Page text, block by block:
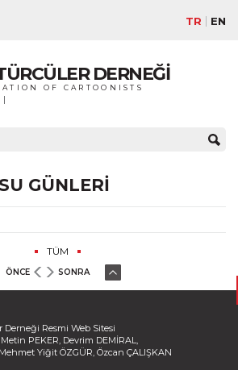
TR EN
DERNEĞİ
OF CARTOONISTS
GÜNLERİ
TÜM
ÖNCE SONRA
Derneği Resmi Web Sitesi
PEKER, Devrim DEMİRAL,
Yiğit ÖZGÜR, Özcan ÇALIŞKAN